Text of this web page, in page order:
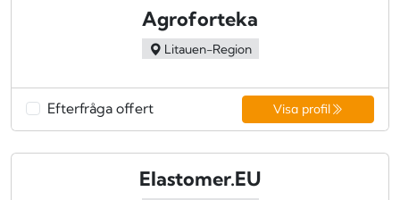
Agroforteka
Litauen-Region
Efterfråga offert Visa profil
Elastomer.EU